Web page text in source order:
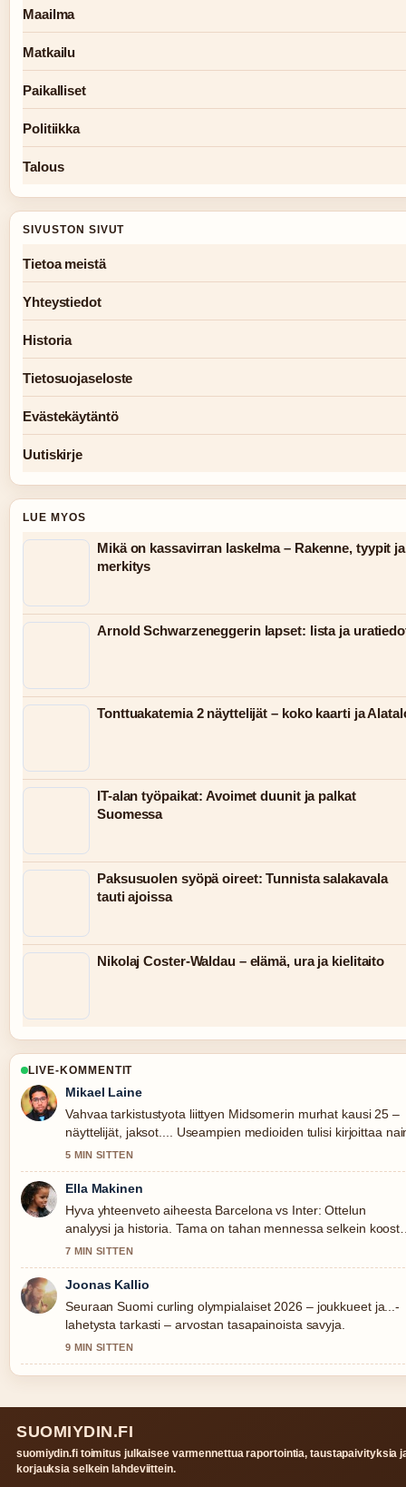
Maailma
Matkailu
Paikalliset
Politiikka
Talous
SIVUSTON SIVUT
Tietoa meistä
Yhteystiedot
Historia
Tietosuojaseloste
Evästekäytäntö
Uutiskirje
LUE MYOS
Mikä on kassavirran laskelma – Rakenne, tyypit ja
merkitys
Arnold Schwarzeneggerin lapset: lista ja
Tonttuakatemia 2 näyttelijät – koko kaarti ja
IT-alan työpaikat: Avoimet duunit ja palkat
Suomessa
Paksusuolen syöpä oireet: Tunnista salakavala
tauti ajoissa
Nikolaj Coster-Waldau – elämä, ura ja kielitaito
LIVE-KOMMENTIT
Mikael Laine
Vahvaa tarkistustyota liittyen Midsomerin murhat kausi 25 –
näyttelijät, jaksot.... Useampien medioiden tulisi kirjoittaa
5 MIN SITTEN
Ella Makinen
Hyva yhteenveto aiheesta Barcelona vs Inter: Ottelun
analyysi ja historia. Tama on tahan mennessa selkein
tanaan.
7 MIN SITTEN
Joonas Kallio
Seuraan Suomi curling olympialaiset 2026 – joukkueet ja...-
lahetysta tarkasti – arvostan tasapainoista savyja.
9 MIN SITTEN
SUOMIYDIN.FI
suomiydin.fi toimitus julkaisee varmennettua raportointia, taustapaivityksia
korjauksia selkein lahdeviittein.